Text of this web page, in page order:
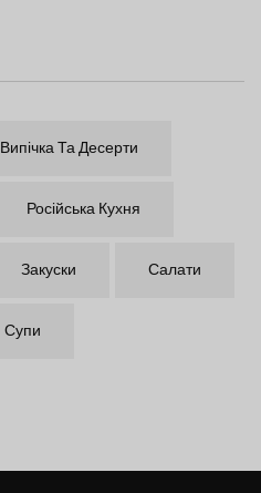
Випічка Та Десерти
Російська Кухня
Закуски Салати
Супи